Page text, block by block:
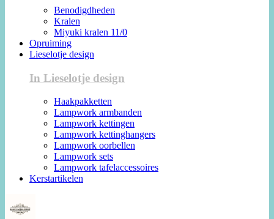
Benodigdheden
Kralen
Miyuki kralen 11/0
Opruiming
Lieselotje design
In Lieselotje design
Haakpakketten
Lampwork armbanden
Lampwork kettingen
Lampwork kettinghangers
Lampwork oorbellen
Lampwork sets
Lampwork tafelaccessoires
Kerstartikelen